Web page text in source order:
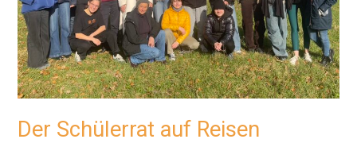
Der Schülerrat auf Reisen